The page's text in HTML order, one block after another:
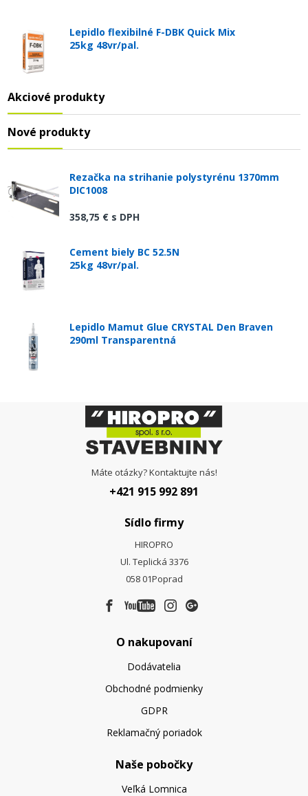
Lepidlo flexibilné F-DBK Quick Mix
25kg 48vr/pal.
Akciové produkty
Nové produkty
Rezačka na strihanie polystyrénu 1370mm
DIC1008
358,75 € s DPH
Cement biely BC 52.5N
25kg 48vr/pal.
Lepidlo Mamut Glue CRYSTAL Den Braven
290ml Transparentná
Máte otázky? Kontaktujte nás!
+421 915 992 891
Sídlo firmy
HIROPRO
Ul. Teplická 3376
058 01Poprad
O nakupovaní
Dodávatelia
Obchodné podmienky
GDPR
Reklamačný poriadok
Naše pobočky
Veľká Lomnica